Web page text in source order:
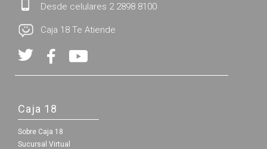
Desde celulares 2 2898 8100
Caja 18 Te Atiende
Caja 18
Sobre Caja 18
Sucursal Virtual